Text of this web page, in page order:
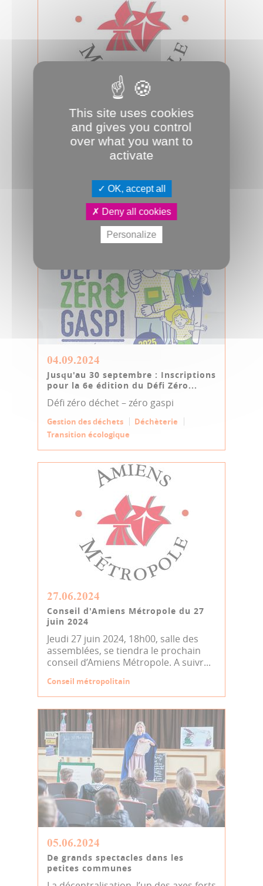
Conseil d'Amiens Métropole du 26
septembre 2024
Jeudi 26 septembre 2024, 18h00, salle
des assemblées, se tiendra le
Conseil métropolitain
04.09.2024
Jusqu'au 30 septembre : Inscriptions
pour la 6e édition du Défi Zéro...
Défi zéro déchet – zéro gaspi
Gestion des déchets
Déchèterie
Transition écologique
27.06.2024
Conseil d'Amiens Métropole du 27
juin 2024
Jeudi 27 juin 2024, 18h00, salle des
assemblées, se tiendra le prochain
conseil d’Amiens Métropole. A suivr...
Conseil métropolitain
05.06.2024
De grands spectacles dans les
petites communes
This site uses cookies
and gives you control
over what you want to
activate
OK, accept all
Deny all cookies
Personalize